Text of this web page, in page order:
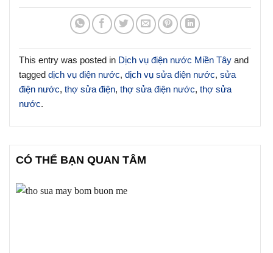
This entry was posted in Dịch vụ điện nước Miền Tây and
tagged dịch vụ điện nước, dịch vụ sửa điện nước, sửa
điện nước, thợ sửa điện, thợ sửa điện nước, thợ sửa
nước.
CÓ THỂ BẠN QUAN TÂM